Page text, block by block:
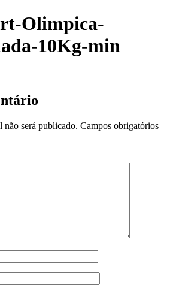
Olimpica-
10Kg-min
não será publicado. Campos obrigatórios